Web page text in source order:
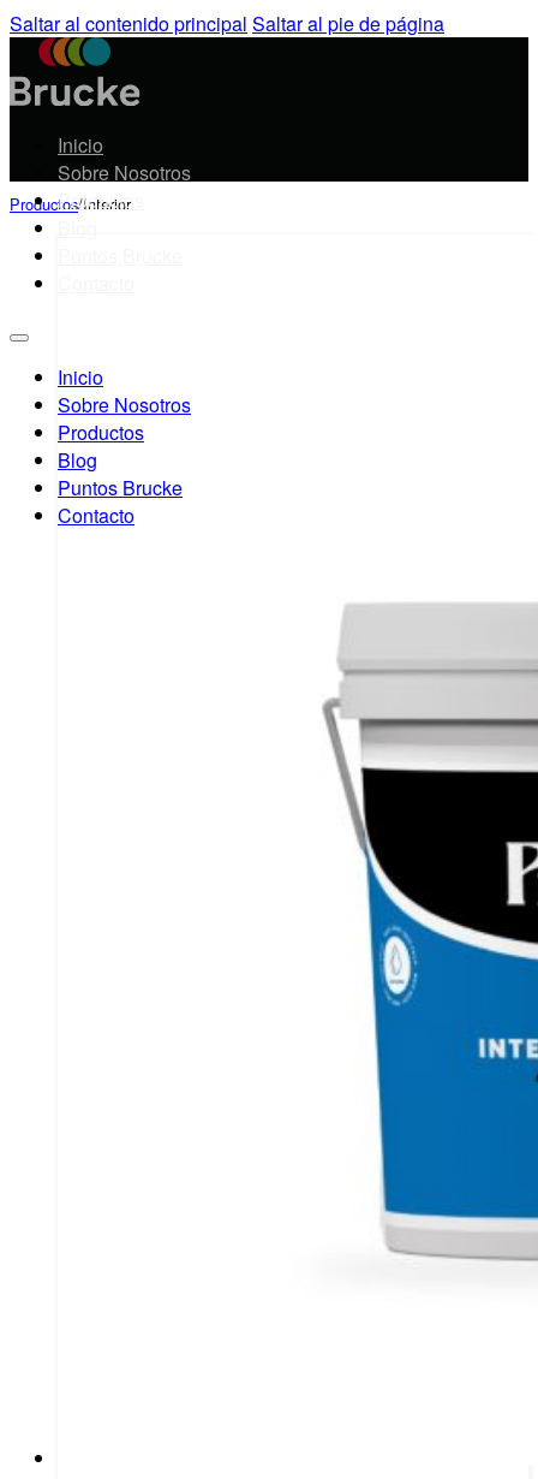
Saltar al contenido principal Saltar al pie de página
Inicio
Sobre Nosotros
Productos
Inicio
Sobre Nosotros
Productos
Blog
Puntos Brucke
Contacto
Productos/Interior